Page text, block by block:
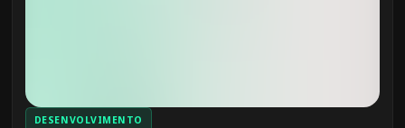
DESENVOLVIMENTO